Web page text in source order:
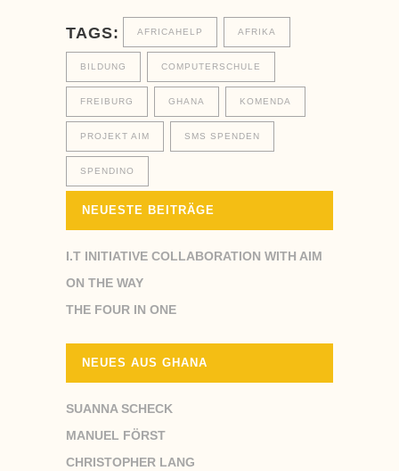
TAGS: AFRICAHELP AFRIKA
BILDUNG COMPUTERSCHULE
FREIBURG GHANA KOMENDA
PROJEKT AIM SMS SPENDEN
SPENDINO
NEUESTE BEITRÄGE
I.T INITIATIVE COLLABORATION WITH AIM
ON THE WAY
THE FOUR IN ONE
NEUES AUS GHANA
SUANNA SCHECK
MANUEL FÖRST
CHRISTOPHER LANG